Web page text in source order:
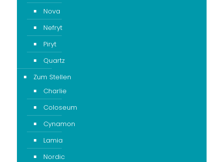
Nova
Nefryt
Piryt
Quartz
Zum Stellen
Charlie
Coloseum
Cynamon
Lamia
Nordic